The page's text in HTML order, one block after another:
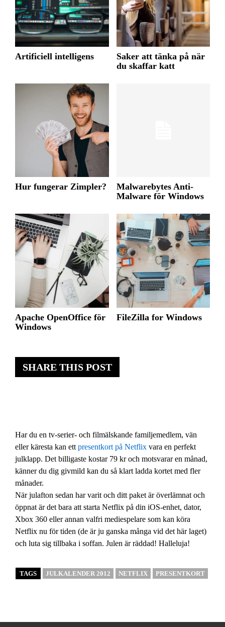
SHARE THIS POST
Har du en tv-serier- och filmälskande familjemedlem, vän
eller käresta kan ett presentkort på Netflix vara en perfekt
julklapp. Det billigaste kostar 79 kr och motsvarar en månad,
känner du dig givmild kan du så klart ladda kortet med fler
månader.
När julafton sedan har varit och ditt paket är överlämnat och
öppnat är det bara att starta Netflix på din iOS-enhet, dator,
Xbox 360 eller annan valfri mediespelare som kan köra
Netflix nu för tiden (de är ju ganska många vid det här laget)
och luta sig tillbaka i soffan. Julen är räddad! Halleluja!
TAGS JULKALENDER 2012 NETFLIX PRESENTKORT
Artificiell intelligens
Saker att tänka på när
du skaffar katt
Hur fungerar Zimpler?
Malwarebytes Anti-
Malware för Windows
Apache OpenOffice för
Windows
FileZilla for Windows